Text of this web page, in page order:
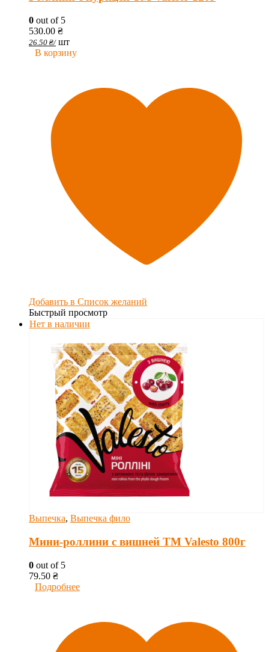
0 out of 5
530.00 ₴
26.50 ₴/ шт
В корзину
Добавить в Список желаний
Быстрый просмотр
Нет в наличии
Выпечка, Выпечка фило
Мини-роллини с вишней ТМ Valesto 800г
0 out of 5
79.50 ₴
Подробнее